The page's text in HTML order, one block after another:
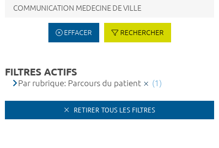
EFFACER RECHERCHER
FILTRES ACTIFS
Par rubrique: Parcours du patient (1)
RETIRER TOUS LES FILTRES